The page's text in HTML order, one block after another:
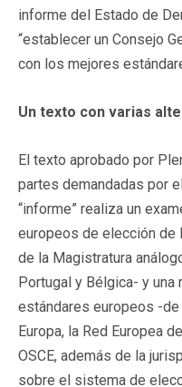
informe del Estado de
“establecer un Consejo
con los mejores
Un texto con varias
El texto aprobado por
partes demandadas por
“informe” realiza un
europeos de elección
de la Magistratura
Portugal y Bélgica- y
estándares europeos -de
Europa, la Red Europea
OSCE, además de la
sobre el sistema de